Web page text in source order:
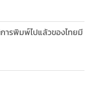
รพิมพ์ไปแล้วของไทยมี